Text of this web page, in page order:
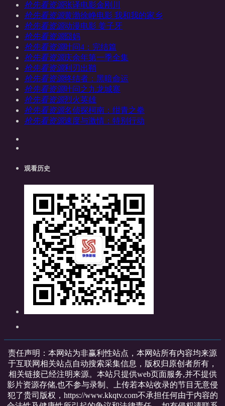
抢先看资源张译电影金刚川
抢先看资源黄渤徐峥电影 我和我的家乡
抢先看资源动漫电影 姜子牙
抢先看资源囧妈
抢先看资源叶问4：完结篇
抢先看资源庆余年第一季全集
抢先看资源利刃出鞘
抢先看资源终结者：黑暗命运
抢先看资源叶问之九龙城寨
抢先看资源烈火英雄
抢先看资源名侦探柯南：绀青之拳
抢先看资源速度与激情：特别行动
观看历史
责任声明：本网站为非赢利性站点，本网站所有内容均来源
于互联网相关站点自动搜索采集信息，版权归原创者所有，
相关链接已经注明来源。本站只提供web页面服务,并不提供
影片资源存储,也不参与录制、上传若本站收录的节目无意侵
犯了贵司版权，https://www.kkqtv.com不承担任何由于内容的